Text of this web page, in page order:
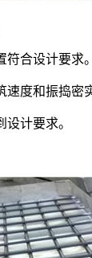
合设计要求。
度和振捣密
计要求。